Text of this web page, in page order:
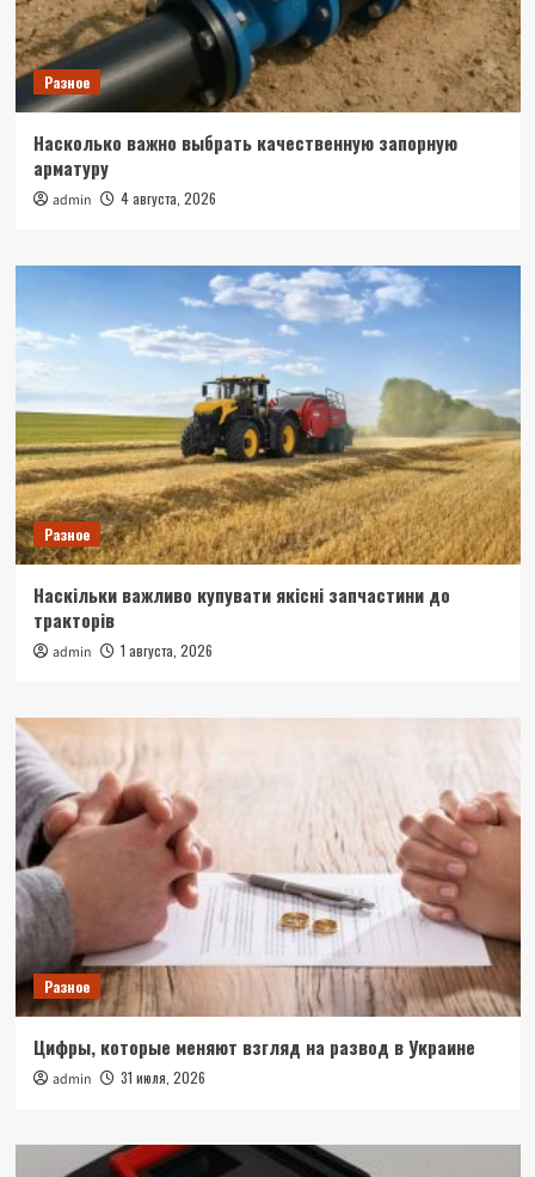
Разное
Насколько важно выбрать качественную запорную
арматуру
admin 4 августа, 2026
Разное
Наскільки важливо купувати якісні запчастини до
тракторів
admin 1 августа, 2026
Разное
Цифры, которые меняют взгляд на развод в Украине
admin 31 июля, 2026